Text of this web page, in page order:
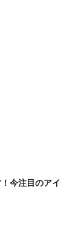
今注目のアイ